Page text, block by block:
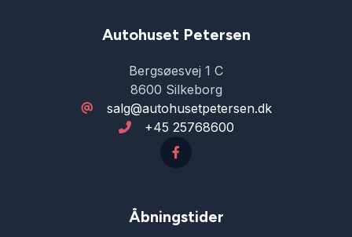
Kørecomputer
Autohuset Petersen
Bergsøesvej 1 C
8600 Silkeborg
salg@autohusetpetersen.dk
+45 25768600
Åbningstider